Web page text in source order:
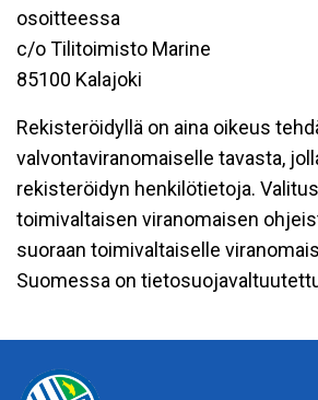
osoitteessa
c/o Tilitoimisto Marine
85100 Kalajoki
Rekisteröidyllä on aina oikeus
valvontaviranomaiselle tavasta,
rekisteröidyn henkilötietoja.
toimivaltaisen viranomaisen
suoraan toimivaltaiselle
Suomessa on